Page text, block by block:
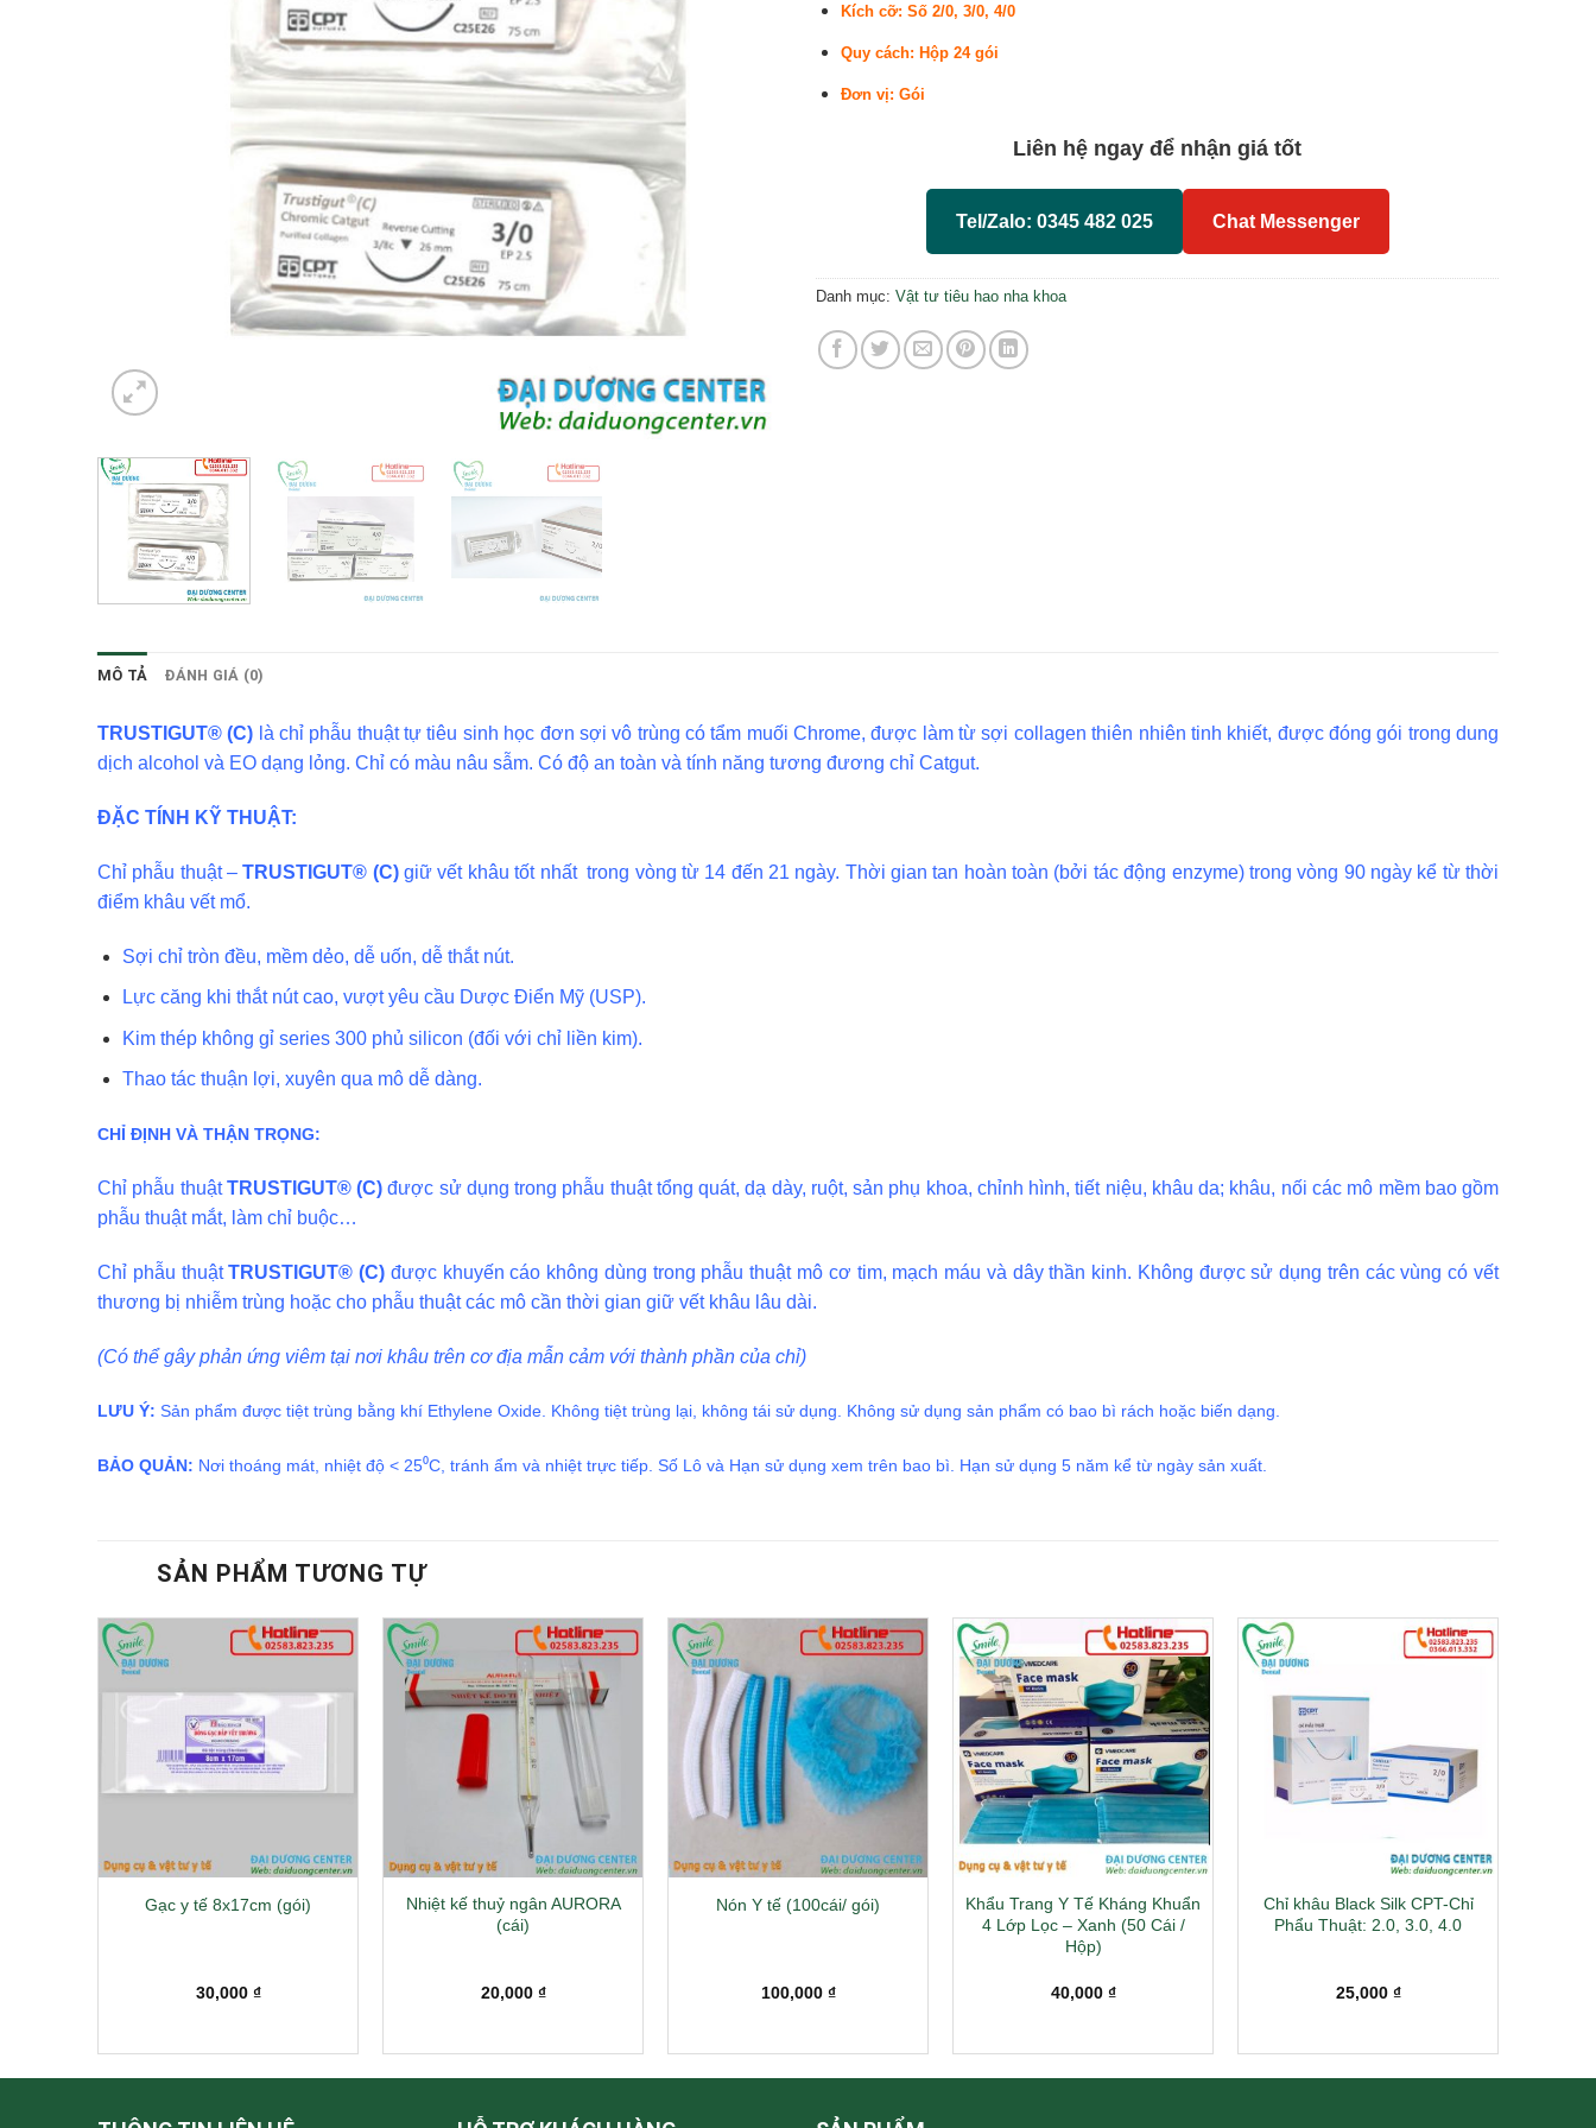
Kích cỡ: Số 2/0, 3/0, 4/0
Quy cách: Hộp 24 gói
Đơn vị: Gói
Liên hệ ngay để nhận giá tốt
Tel/Zalo: 0345 482 025 Chat Messenger
Danh mục: Vật tư tiêu hao nha khoa
MÔ TẢ ĐÁNH GIÁ (0)
TRUSTIGUT® (C) là chỉ phẫu thuật tự tiêu sinh học đơn sợi vô trùng có tẩm muối Chrome, được làm từ sợi collagen thiên nhiên tinh khiết, được đóng gói trong dung
dịch alcohol và EO dạng lỏng. Chỉ có màu nâu sẫm. Có độ an toàn và tính năng tương đương chỉ Catgut.
ĐẶC TÍNH KỸ THUẬT:
Chỉ phẫu thuật –TRUSTIGUT® (C) giữ vết khâu tốt nhất trong vòng từ 14 đến 21 ngày. Thời gian tan hoàn toàn (bởi tác động enzyme) trong vòng 90 ngày kể từ thời
điểm khâu vết mổ.
Sợi chỉ tròn đều, mềm dẻo, dễ uốn, dễ thắt nút.
Lực căng khi thắt nút cao, vượt yêu cầu Dược Điển Mỹ (USP).
Kim thép không gỉ series 300 phủ silicon (đối với chỉ liền kim).
Thao tác thuận lợi, xuyên qua mô dễ dàng.
CHỈ ĐỊNH VÀ THẬN TRỌNG:
Chỉ phẫu thuậtTRUSTIGUT® (C) được sử dụng trong phẫu thuật tổng quát, dạ dày, ruột, sản phụ khoa, chỉnh hình, tiết niệu, khâu da; khâu, nối các mô mềm bao gồm
phẫu thuật mắt, làm chỉ buộc…
Chỉ phẫu thuậtTRUSTIGUT® (C) được khuyến cáo không dùng trong phẫu thuật mô cơ tim, mạch máu và dây thần kinh. Không được sử dụng trên các vùng có vết
thương bị nhiễm trùng hoặc cho phẫu thuật các mô cần thời gian giữ vết khâu lâu dài.
(Có thể gây phản ứng viêm tại nơi khâu trên cơ địa mẫn cảm với thành phần của chỉ)
LƯU Ý: Sản phẩm được tiệt trùng bằng khí Ethylene Oxide. Không tiệt trùng lại, không tái sử dụng. Không sử dụng sản phẩm có bao bì rách hoặc biến dạng.
BẢO QUẢN: Nơi thoáng mát, nhiệt độ < 25⁰C, tránh ẩm và nhiệt trực tiếp. Số Lô và Hạn sử dụng xem trên bao bì. Hạn sử dụng 5 năm kể từ ngày sản xuất.
SẢN PHẨM TƯƠNG TỰ
Gạc y tế 8x17cm (gói)
30,000 ₫
Nhiệt kế thuỷ ngân AURORA
(cái)
20,000 ₫
Nón Y tế (100cái/ gói)
100,000 ₫
Khẩu Trang Y Tế Kháng Khuẩn
4 Lớp Lọc – Xanh (50 Cái /
Hộp)
40,000 ₫
Chỉ khâu Black Silk CPT-Chỉ
Phẩu Thuật: 2.0, 3.0, 4.0
25,000 ₫